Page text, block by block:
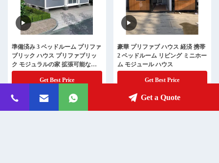
準備済み 3 ベッドルーム プリファ
ブリック ハウス プリファブリッ
ク モジュラルの家 拡張可能なコ
ンテナハウス 小さな家
Get Best Price
豪華 プリファブ ハウス 経済 携帯
2 ベッドルーム リビング ミニホー
ム モジュール ハウス
Get Best Price
Get a Quote